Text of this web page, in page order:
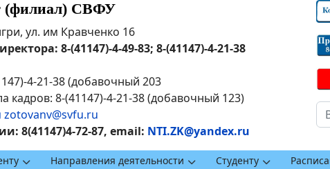
(филиал) СВФУ
ул. им Кравченко 16
8-(41147)-4-49-83; 8-(41147)-4-21-38
4-21-38 (добавочный 203
кадров: 8-(41147)-4-21-38 (добавочный 123)
zotovanv@svfu.ru
8(41147)4-72-87, email: NTI.ZK@yandex.ru
Направления деятельности Студенту